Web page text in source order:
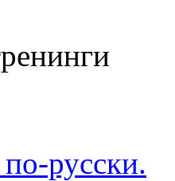
русски.